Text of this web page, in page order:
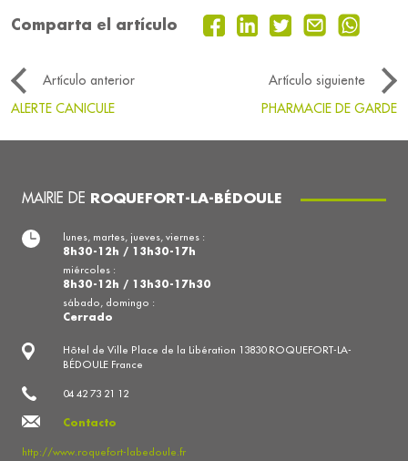
Comparta el artículo
Artículo anterior
Artículo siguiente
ALERTE CANICULE
PHARMACIE DE GARDE
MAIRIE DE ROQUEFORT-LA-BÉDOULE
Hôtel de Ville Place de la Libération 13830 ROQUEFORT-LA-
BÉDOULE France
04 42 73 21 12
Contacto
http://www.roquefort-labedoule.fr
lunes, martes, jueves, viernes :
8h30-12h / 13h30-17h
miércoles :
8h30-12h / 13h30-17h30
sábado, domingo :
Cerrado